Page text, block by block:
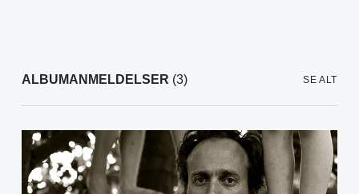
ALBUMANMELDELSER (3) SE ALT